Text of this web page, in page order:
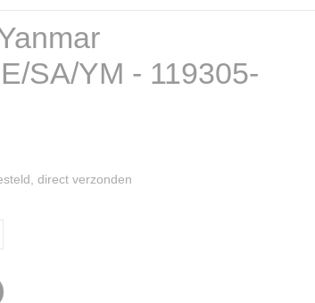
SA/YM - 119305-
direct verzonden